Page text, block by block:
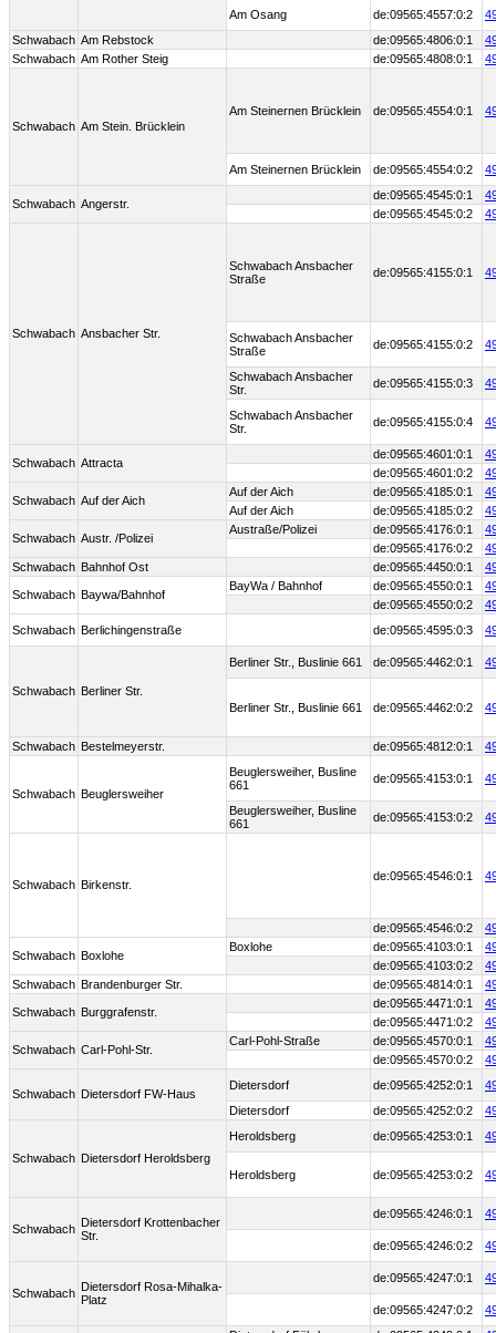
Am Osang de:09565:4557:0:2
Schwabach Am Rebstock de:09565:4806:0:1
Schwabach Am Rother Steig de:09565:4808:0:1
Schwabach Am Stein. Brücklein
Am Steinernen Brücklein de:09565:4554:0:1
Am Steinernen Brücklein de:09565:4554:0:2
Schwabach Angerstr.
de:09565:4545:0:1
de:09565:4545:0:2
Schwabach Ansbacher Str.
Schwabach Ansbacher
Straße
de:09565:4155:0:1
Schwabach Ansbacher
Straße
de:09565:4155:0:2
Schwabach Ansbacher
Str.
de:09565:4155:0:3
Schwabach Ansbacher
Str.
de:09565:4155:0:4
Schwabach Attracta
de:09565:4601:0:1
de:09565:4601:0:2
Schwabach Auf der Aich
Auf der Aich de:09565:4185:0:1
Auf der Aich
de:09565:4185:0:2
Schwabach Austr. /Polizei
Austraße/Polizei de:09565:4176:0:1
de:09565:4176:0:2
Schwabach Bahnhof Ost de:09565:4450:0:1
Schwabach Baywa/Bahnhof
BayWa / Bahnhof de:09565:4550:0:1
de:09565:4550:0:2
Schwabach Berlichingenstraße de:09565:4595:0:3
Schwabach Berliner Str.
Berliner Str., Buslinie 661 de:09565:4462:0:1
Berliner Str., Buslinie 661 de:09565:4462:0:2
Schwabach Bestelmeyerstr. de:09565:4812:0:1
Schwabach Beuglersweiher
Beuglersweiher, Busline
661
de:09565:4153:0:1
Beuglersweiher, Busline
661
de:09565:4153:0:2
Schwabach Birkenstr.
de:09565:4546:0:1
de:09565:4546:0:2
Schwabach Boxlohe
Boxlohe de:09565:4103:0:1
de:09565:4103:0:2
Schwabach Brandenburger Str. de:09565:4814:0:1
Schwabach Burggrafenstr.
de:09565:4471:0:1
de:09565:4471:0:2
Schwabach Carl-Pohl-Str.
Carl-Pohl-Straße de:09565:4570:0:1
de:09565:4570:0:2
Schwabach Dietersdorf FW-Haus
Dietersdorf de:09565:4252:0:1
Dietersdorf
de:09565:4252:0:2
Schwabach Dietersdorf Heroldsberg
Heroldsberg de:09565:4253:0:1
Heroldsberg de:09565:4253:0:2
Schwabach Dietersdorf Krottenbacher
Str.
de:09565:4246:0:1
de:09565:4246:0:2
Schwabach Dietersdorf Rosa-Mihalka-
Platz
de:09565:4247:0:1
de:09565:4247:0:2